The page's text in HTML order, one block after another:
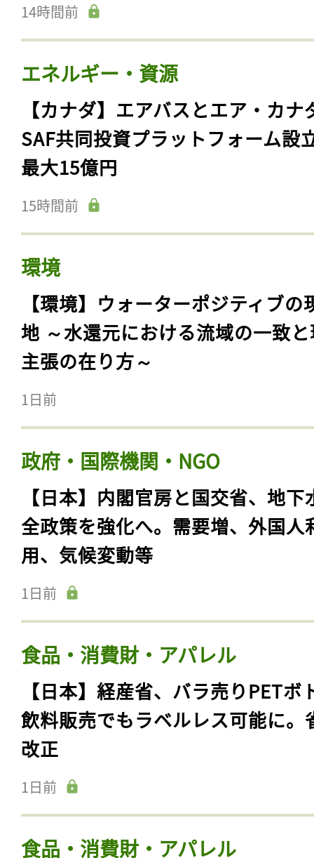
14時間前
エネルギー・資源
【カナダ】エアバスとエア・カナ
SAF共同投資プラットフォーム設
最大15億円
15時間前
環境
【環境】ウォーターポジティブの
地 ～水還元における流域の一致
主張の在り方～
1日前
政府・国際機関・NGO
【日本】内閣官房と国交省、地下
全政策を強化へ。需要増、外国人
用、気候変動等
1日前
食品・消費財・アパレル
【日本】経産省、バラ売りPETボ
飲料販売でもラベルレス可能に。
改正
1日前
食品・消費財・アパレル